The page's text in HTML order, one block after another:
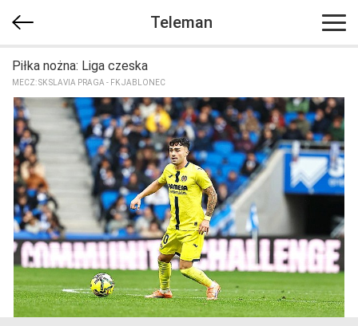
Teleman
Piłka nożna: Liga czeska
MECZ: SK SLAVIA PRAGA - FK JABLONEC